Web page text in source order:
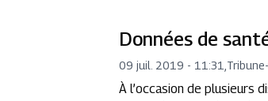
Données de
09 juil. 2019 - 11:31 Tribune
À l’occasion de plusieurs